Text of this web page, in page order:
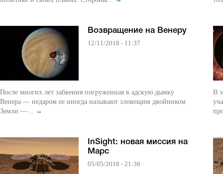
Возвращение на Венеру
12/11/2018 - 11:37
После многих лет забвения погруженная в адскую дымку
Венера — недаром ее иногда называют зловещим двойником
Земли —... →
InSight: новая миссия на
Марс
05/05/2018 - 21:36
В